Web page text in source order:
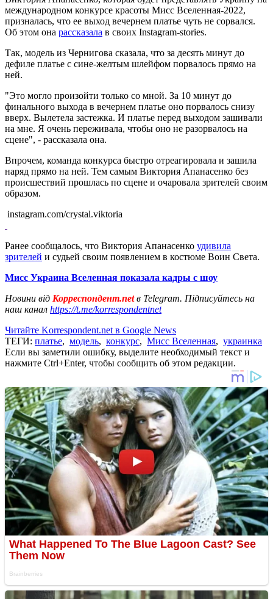
международном конкурсе красоты Мисс Вселенная-2022,
призналась, что ее выход вечернем платье чуть не сорвался.
Об этом она рассказала в своих Instagram-stories.
Так, модель из Чернигова сказала, что за десять минут до
дефиле платье с сине-желтым шлейфом порвалось прямо на
ней.
"Это могло произойти только со мной. За 10 минут до
финального выхода в вечернем платье оно порвалось снизу
вверх. Вылетела застежка. И платье перед выходом зашивали
на мне. Я очень переживала, чтобы оно не разорвалось на
сцене", - рассказала она.
Впрочем, команда конкурса быстро отреагировала и зашила
наряд прямо на ней. Тем самым Виктория Апанасенко без
происшествий прошлась по сцене и очаровала зрителей своим
образом.
instagram.com/crystal.viktoria
Ранее сообщалось, что Виктория Апанасенко удивила
зрителей и судьей своим появлением в костюме Воин Света.
Мисс Украина Вселенная показала кадры с шоу
Новини від Корреспондент.netв Telegram. Підписуйтесь на
наш канал https://t.me/korrespondentnet
Читайте Korrespondent.net в Google News
ТЕГИ: платье, модель, конкурс, Мисс Вселенная, украинка
Если вы заметили ошибку, выделите необходимый текст и
нажмите Ctrl+Enter, чтобы сообщить об этом редакции.